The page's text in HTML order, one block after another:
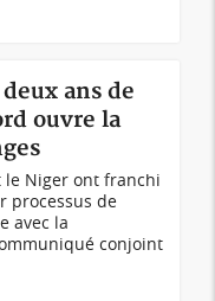
ans de
ouvre la
le Niger ont franchi
processus de
avec la
conjoint